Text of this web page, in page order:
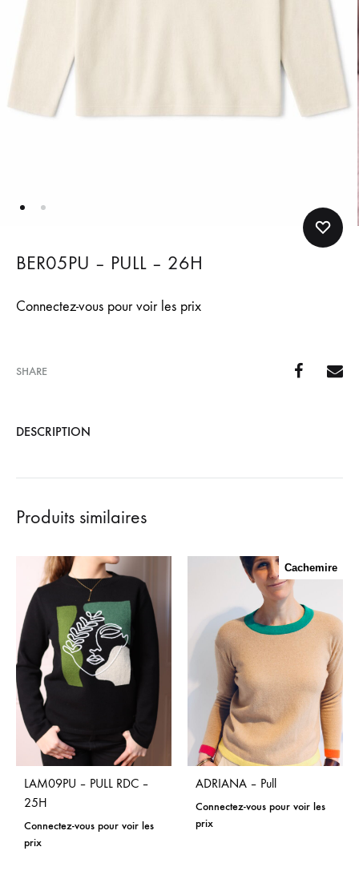
BER05PU – PULL – 26H
Connectez-vous pour voir les prix
SHARE
DESCRIPTION
Produits similaires
LAM09PU – PULL RDC –
25H
Connectez-vous pour voir les
prix
Cachemire
ADRIANA – Pull
Connectez-vous pour voir les
prix